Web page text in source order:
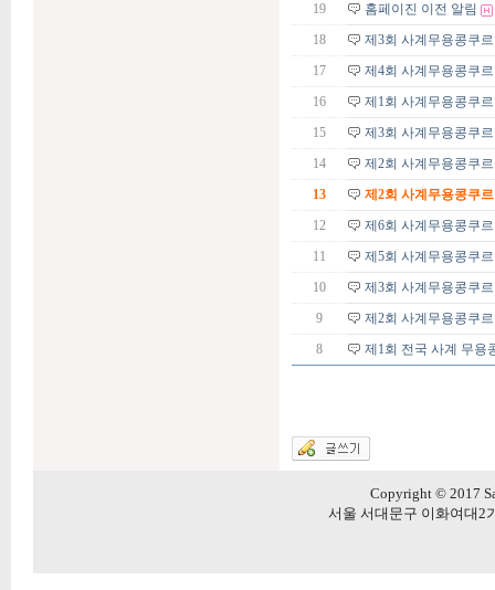
19
홈페이진 이전 알림
18
제3회 사계무용콩쿠
17
제4회 사계무용콩쿠
16
제1회 사계무용콩쿠
15
제3회 사계무용콩쿠
14
제2회 사계무용콩쿠
13
제2회 사계무용콩쿠
12
제6회 사계무용콩쿠
11
제5회 사계무용콩쿠
10
제3회 사계무용콩쿠
9
제2회 사계무용콩쿠
8
제1회 전국 사계 무용
Copyright © 2017
서울 서대문구 이화여대2